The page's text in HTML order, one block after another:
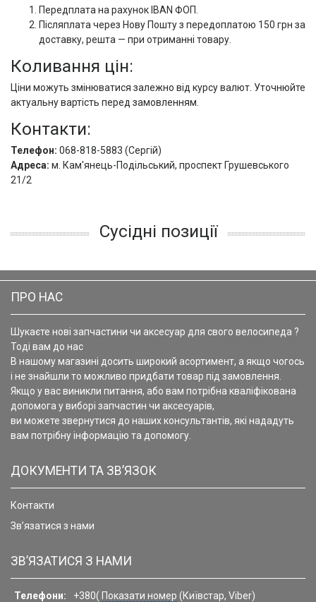
Передплата на рахунок IBAN ФОП.
Післяплата через Нову Пошту з передоплатою 150 грн за
доставку, решта — при отриманні товару.
Коливання цін:
Ціни можуть змінюватися залежно від курсу валют. Уточнюйте
актуальну вартість перед замовленням.
Контакти:
Телефон: 068-818-5883 (Сергій)
Адреса: м. Кам'янець-Подільський, проспект Грушевського
21/2
Сусідні позиції
ПРО НАС
Шукаєте нові запчастини чи аксесуар для свого велосипеда ?
Тоді вам до нас
В нашому магазині досить широкий асортимент, а якщо чогось
і не знайшли то можливо придбати товар під замовлення.
Якщо у вас виникли питання, або вам потрібна кваліфікована
допомога у виборі запчастин чи аксесуарів,
ви можете звернутися до наших консультантів, які нададуть
вам потрібну інформацію та допомогу.
ДОКУМЕНТИ ТА ЗВ’ЯЗОК
Контакти
Зв’язатися з нами
ЗВ’ЯЗАТИСЯ З НАМИ
Телефони: +380( Показати номер (Київстар, Viber)